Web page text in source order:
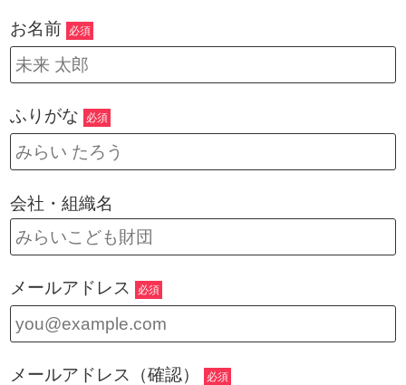
お名前 必須
ふりがな 必須
会社・組織名
メールアドレス 必須
メールアドレス（確認） 必須